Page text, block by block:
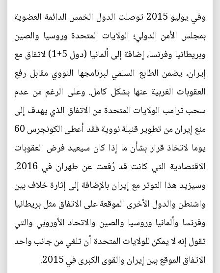
وفي يوليو 2015 توصلت الدول الخمس الدائمة العضوية
بمجلس الأمن الدولي؛ الولايات المتحدة وروسيا والصين
وبريطانيا وفرنسا، إضافة إلى ألمانيا (دول 5+1) لاتفاق مع
إيران، يضمن الطابع السلمي لبرنامجها النووي مقابل رفع
العقوبات الغربية عنها بشكل كامل. وعلى الرغم من عدم
سحب ترامب الولايات المتحدة من الاتفاق الذي يهدف إلى
منع إيران من تطوير قنبلة نووية فقد أعطى الكونجرس 60
يوما لاتخاذ قرار بشأن ما إذا كان سيعيد فرض العقوبات
الاقتصادية التي كانت قد رُفعت عن طهران في 2016.
وسيزيد هذا التوتر مع إيران بالإضافة إلى إثارة خلاف بين
واشنطن والدول الأخرى الموقعة على الاتفاق مثل بريطانيا
وفرنسا وألمانيا وروسيا والصين والاتحاد الأوروبي والتي
تقول إنه لا يمكن للولايات المتحدة أن تلغي من جانب واحد
الاتفاق الموقع بين إيران والقوى الكبرى في 2015.